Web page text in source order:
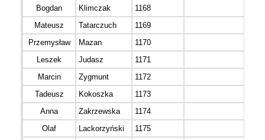
Bogdan
Klimczak 1168
Mateusz
Tatarczuch 1169
Przemysław
Mazan 1170
Leszek
Judasz 1171
Marcin
Zygmunt 1172
Tadeusz
Kokoszka 1173
Anna
Zakrzewska 1174
Olaf
Lackorzyński 1175